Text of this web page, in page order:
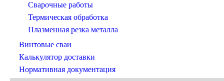
Сварочные работы
Термическая обработка
Плазменная резка металла
Винтовые сваи
Калькулятор доставки
Нормативная документация